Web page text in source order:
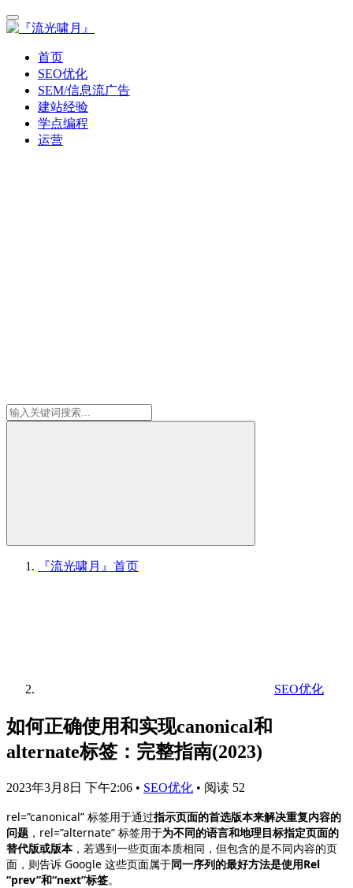
首页
SEO优化
SEM/信息流广告
建站经验
学点编程
运营
『流光啸月』 首页
SEO优化
如何正确使用和实现canonical和
alternate标签：完整指南(2023)
2023年3月8日 下午2:06 • SEO优化 • 阅读 52
rel=”canonical” 标签用于通过指示页面的首选版本来解决重复内容的
问题 ，rel=”alternate” 标签用于为不同的语言和地理目标指定页面的
替代版或版本，若遇到一些页面本质相同，但包含的是不同内容的页
面，则告诉 Google 这些页面属于同一序列的最好方法是使用Rel
“prev”和“next”标签。